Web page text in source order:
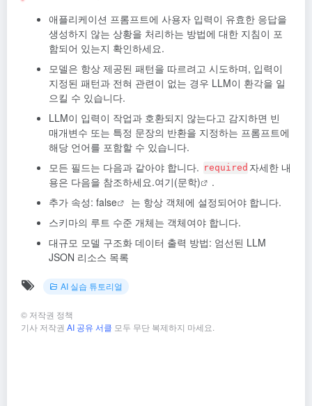
애플리케이션 프롬프트에 사용자 입력이 유효한 응답을
생성하지 않는 상황을 처리하는 방법에 대한 지침이 포
함되어 있는지 확인하세요.
모델은 항상 제공된 패턴을 따르려고 시도하며, 입력이
지정된 패턴과 전혀 관련이 없는 경우 LLM이 환각을 일
으킬 수 있습니다.
LLM이 입력이 작업과 호환되지 않는다고 감지하면 빈
매개변수 또는 특정 문장의 반환을 지정하는 프롬프트에
해당 언어를 포함할 수 있습니다.
모든 필드는 다음과 같아야 합니다. required 자세한 내
용은 다음을 참조하세요.여기(문학)
.
추가 속성: false
는 항상 객체에 설정되어야 합니다.
스키마의 루트 수준 개체는 객체여야 합니다.
대규모 모델 구조화 데이터 출력 방법: 엄선된 LLM
JSON 리소스 목록
AI 실습 튜토리얼
© 저작권 정책
기사 저작권 AI 공유 서클 모두 무단 복제하지 마세요.